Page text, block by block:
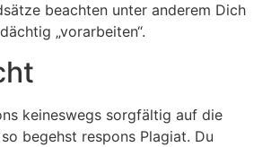
beachten unter anderem Dich
„vorarbeiten“.
keineswegs sorgfältig auf die
begehst respons Plagiat. Du